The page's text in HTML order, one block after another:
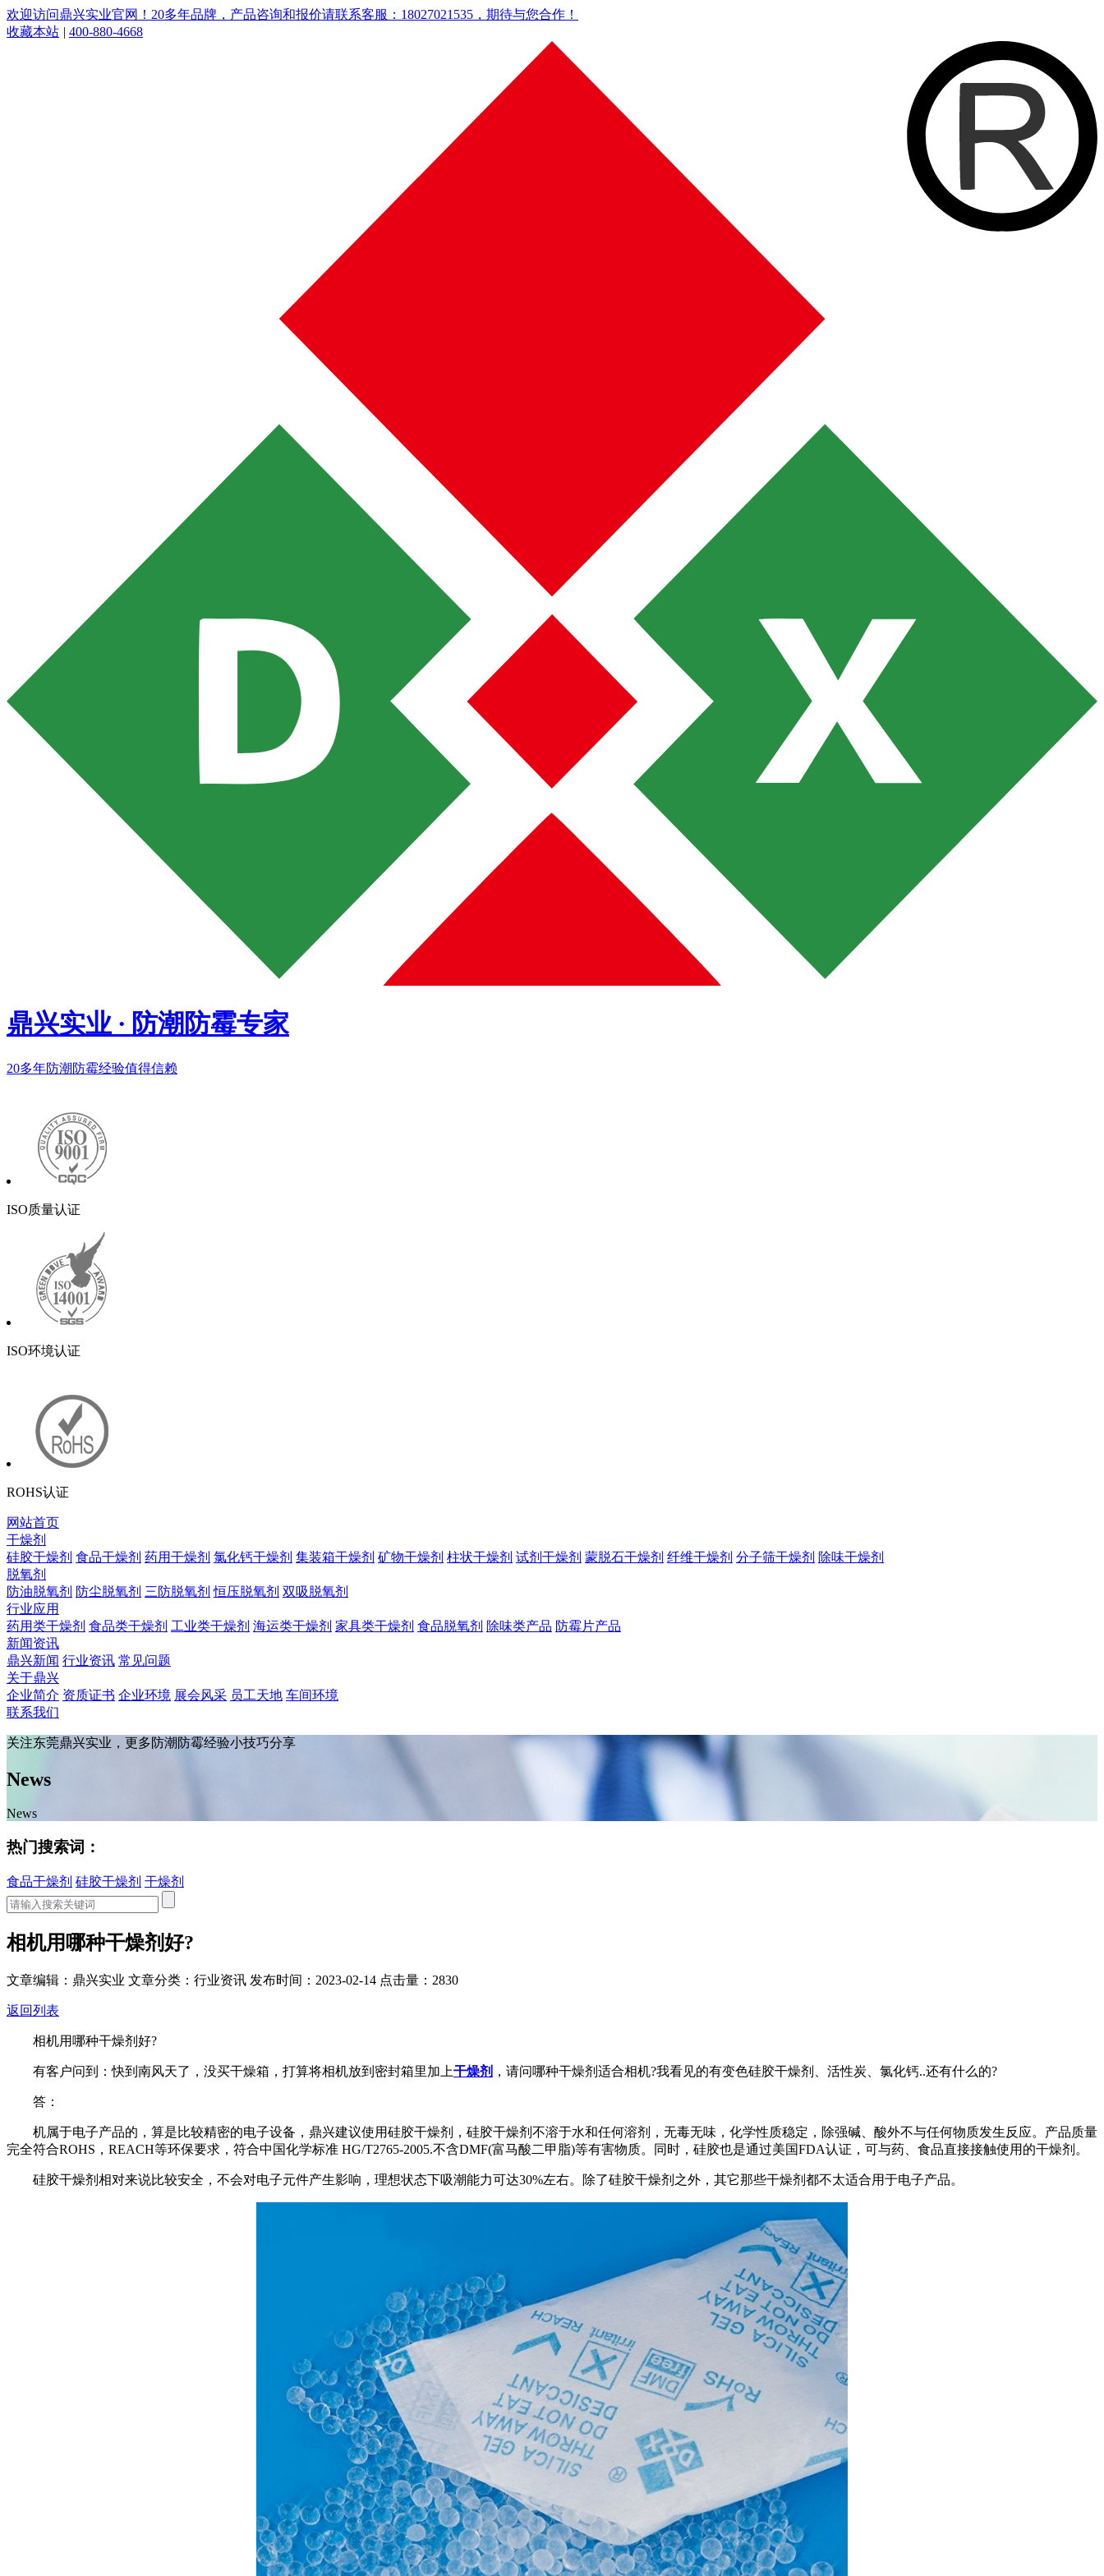
欢迎访问鼎兴实业官网！20多年品牌，产品咨询和报价请联系客服：18027021535，期待与您合作！
收藏本站 | 400-880-4668
鼎兴实业 · 防潮防霉专家
20多年防潮防霉经验值得信赖
ISO质量认证
ISO环境认证
ROHS认证
网站首页
干燥剂
硅胶干燥剂 食品干燥剂 药用干燥剂 氯化钙干燥剂 集装箱干燥剂 矿物干燥剂 柱状干燥剂 试剂干燥剂 蒙脱石干燥剂 纤维干燥剂 分子筛干燥剂 除味干燥剂
脱氧剂
防油脱氧剂 防尘脱氧剂 三防脱氧剂 恒压脱氧剂 双吸脱氧剂
行业应用
药用类干燥剂 食品类干燥剂 工业类干燥剂 海运类干燥剂 家具类干燥剂 食品脱氧剂 除味类产品 防霉片产品
新闻资讯
鼎兴新闻 行业资讯 常见问题
关于鼎兴
企业简介 资质证书 企业环境 展会风采 员工天地 车间环境
联系我们
关注东莞鼎兴实业，更多防潮防霉经验小技巧分享
News
News
热门搜索词：
食品干燥剂 硅胶干燥剂 干燥剂
相机用哪种干燥剂好?
文章编辑：鼎兴实业 文章分类：行业资讯 发布时间：2023-02-14 点击量：2830
返回列表
相机用哪种干燥剂好?
有客户问到：快到南风天了，没买干燥箱，打算将相机放到密封箱里加上干燥剂 ，请问哪种干燥剂适合相机?我看见的有变色硅胶干燥剂、活性炭、氯化钙..还有什么的?
答：
机属于电子产品的，算是比较精密的电子设备，鼎兴建议使用硅胶干燥剂，硅胶干燥剂不溶于水和任何溶剂，无毒无味，化学性质稳定，除强碱、酸外不与任何物质发生反应。产品质量
完全符合ROHS，REACH等环保要求，符合中国化学标准 HG/T2765-2005.不含DMF(富马酸二甲脂)等有害物质。同时，硅胶也是通过美国FDA认证，可与药、食品直接接触使用的干燥剂。
硅胶干燥剂相对来说比较安全，不会对电子元件产生影响，理想状态下吸潮能力可达30%左右。除了硅胶干燥剂之外，其它那些干燥剂都不太适合用于电子产品。